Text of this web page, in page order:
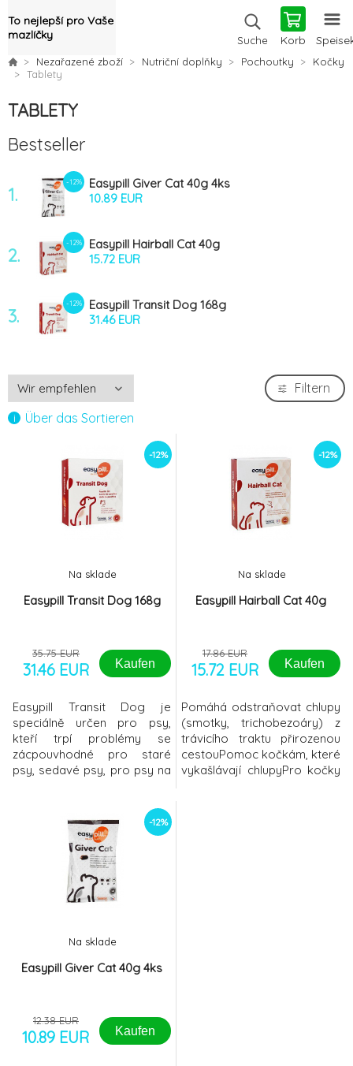
To nejlepší pro Vaše
mazlíčky
Suche Korb
Nezařazené zboží Nutriční doplňky Pochoutky
Kočky
Tablety
TABLETY
Bestseller
1.
-12%
Easypill Giver Cat 40g 4ks
10.89 EUR
2.
-12%
Easypill Hairball Cat 40g
15.72 EUR
3.
-12%
Easypill Transit Dog 168g
31.46 EUR
Über das Sortieren
Filtern
-12%
Easypill Transit Dog 168g
Na sklade
35.75 EUR
31.46 EUR Kaufen
Easypill Transit Dog je
speciálně určen pro psy,
kteří trpí problémy se
zácpouvhodné pro staré
psy, sedavé psy, pro psy na
průchod (morfium,
antihistaminika,...)rychlý
účinek - u většiny psů
dochází ke zlepšení již po 3
dnech užíváníparafinový olej
vytváří film, který
-12%
Easypill Hairball Cat 40g
Na sklade
17.86 EUR
15.72 EUR Kaufen
Pomáhá odstraňovat chlupy
(smotky, trichobezoáry) z
trávicího traktu přirozenou
cestouPomoc kočkám, které
vykašlávají chlupyPro kočky
-12%
Easypill Giver Cat 40g 4ks
Na sklade
12.38 EUR
10.89 EUR Kaufen